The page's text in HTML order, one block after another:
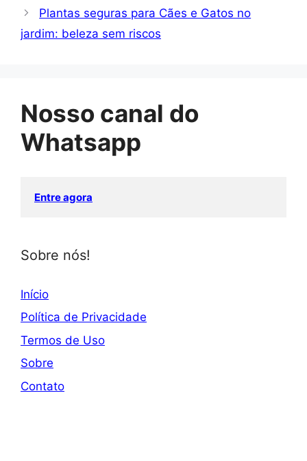
Plantas seguras para Cães e Gatos no
jardim: beleza sem riscos
Nosso canal do
Whatsapp
Entre agora
Sobre nós!
Início
Política de Privacidade
Termos de Uso
Sobre
Contato